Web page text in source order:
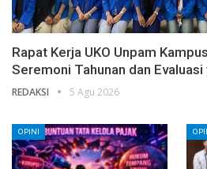
Rapat Kerja UKO Unpam
Seremoni Tahunan dan
REDAKSI 5 Agu 2026
OPINI